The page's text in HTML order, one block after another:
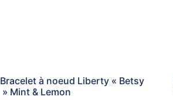
Bracelet à noeud Liberty « Betsy
» Mint & Lemon